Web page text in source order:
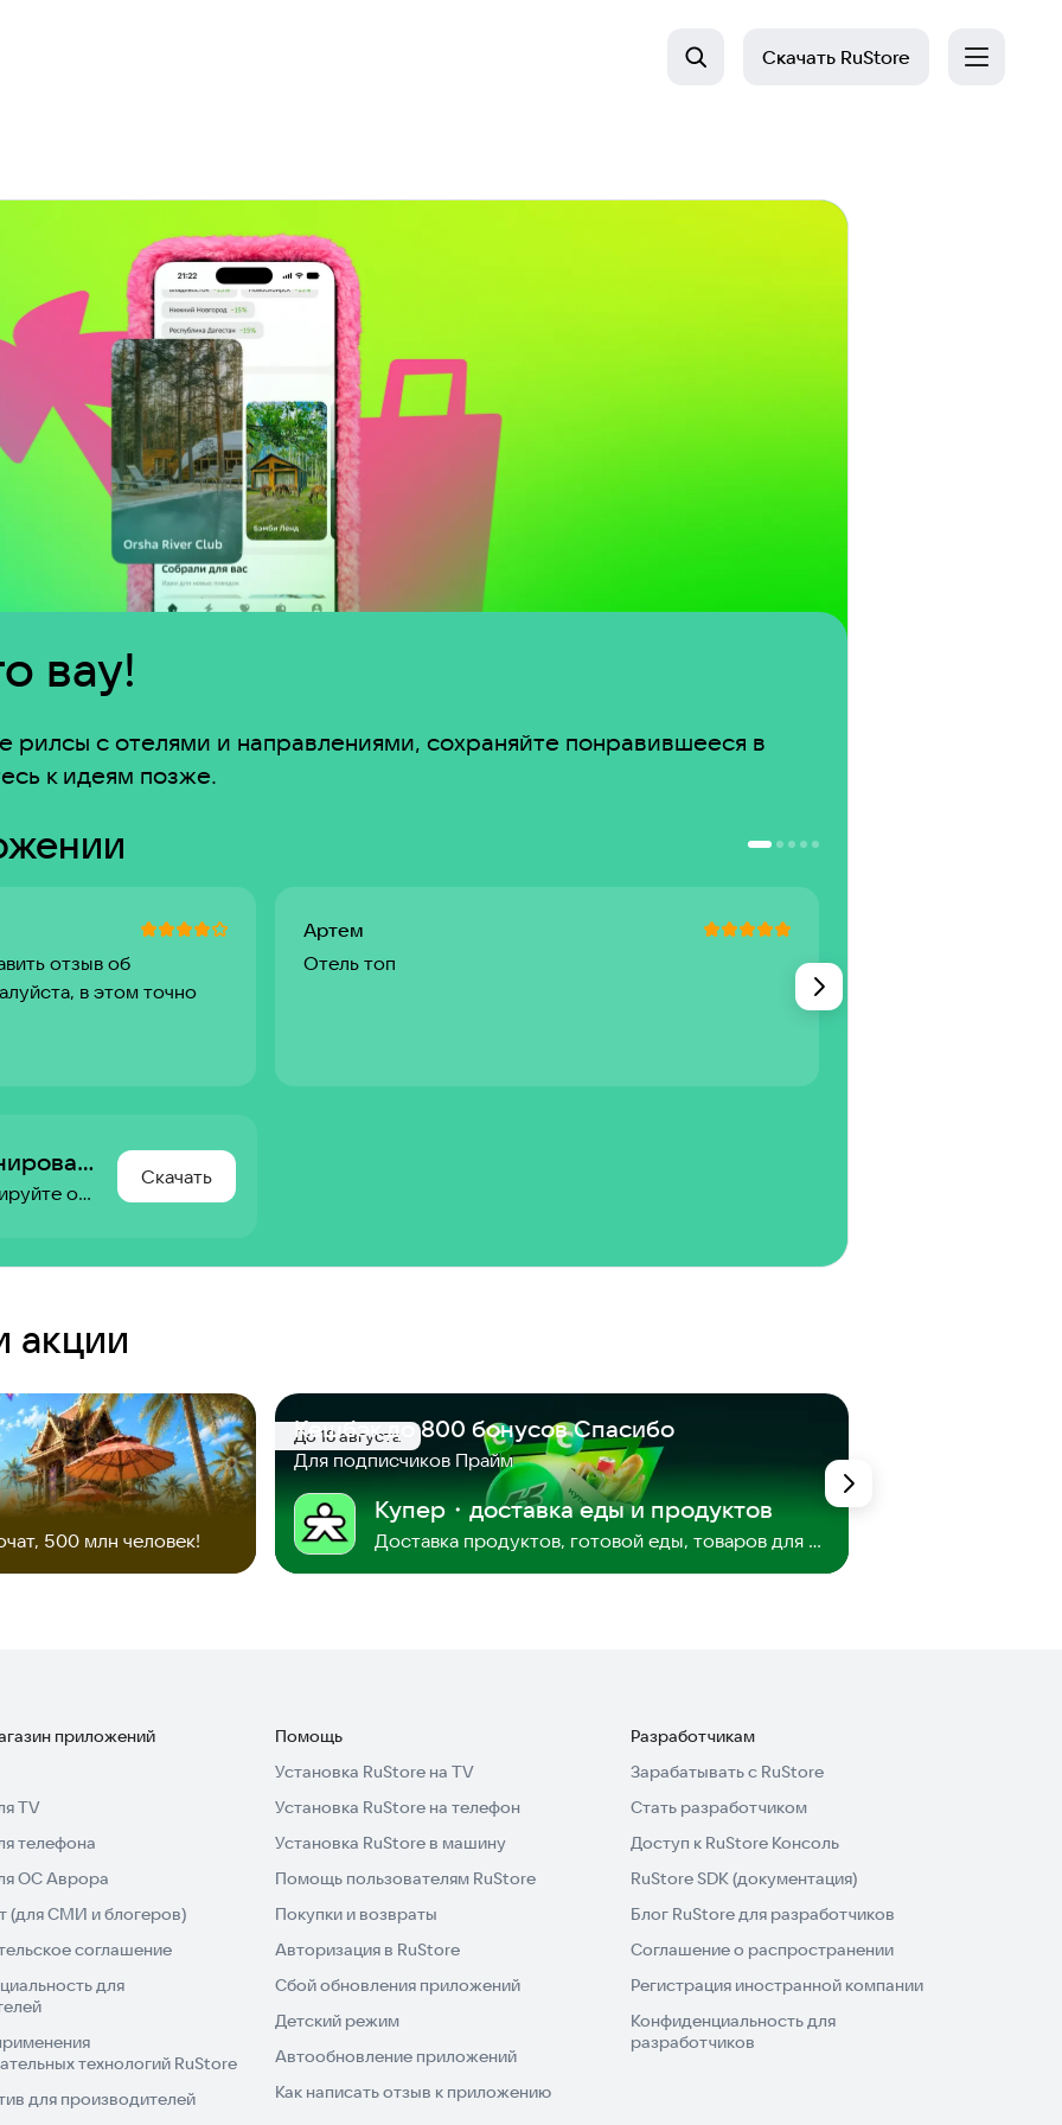
Скачать RuStore
вау!
рилсы с отелями и направлениями, сохраняйте понравившееся в
к идеям позже.
отзыв об
в этом точно
Артем
Отель топ
Отелло－бронирование отелей
Найдите и забронируйте отель в России и по всему миру
Скачать
акции
500 млн человек!
До 18 августа
Кешбэк до 800 бонусов Спасибо
Для подписчиков Прайм
Купер・доставка еды и продуктов
Доставка продуктов, готовой еды, товаров для дома, цветов из любимых магазинов
приложений
TV
телефона
ОС Аврора
(для СМИ и блогеров)
соглашение
для
технологий RuStore
для производителей
Помощь
Установка RuStore на TV
Установка RuStore на телефон
Установка RuStore в машину
Помощь пользователям RuStore
Покупки и возвраты
Авторизация в RuStore
Сбой обновления приложений
Детский режим
Автообновление приложений
Как написать отзыв к приложению
Разработчикам
Зарабатывать с RuStore
Стать разработчиком
Доступ к RuStore Консоль
RuStore SDK (документация)
Блог RuStore для разработчиков
Соглашение о распространении
Регистрация иностранной компании
Конфиденциальность для
разработчиков